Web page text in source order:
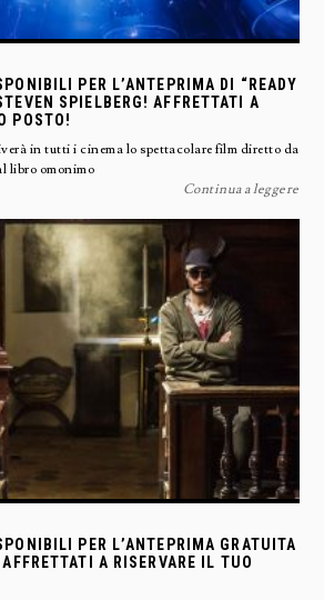
PER L’ANTEPRIMA DI “READY
SPIELBERG! AFFRETTATI A
POSTO!
in tutti i cinema lo spettacolare film diretto da
libro omonimo
Continua a leggere
PER L’ANTEPRIMA GRATUITA
A RISERVARE IL TUO